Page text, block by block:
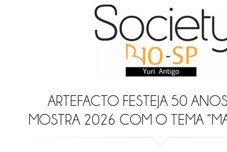
ARTEFACTO FESTEJA 50
MOSTRA 2026 COM O TEMA